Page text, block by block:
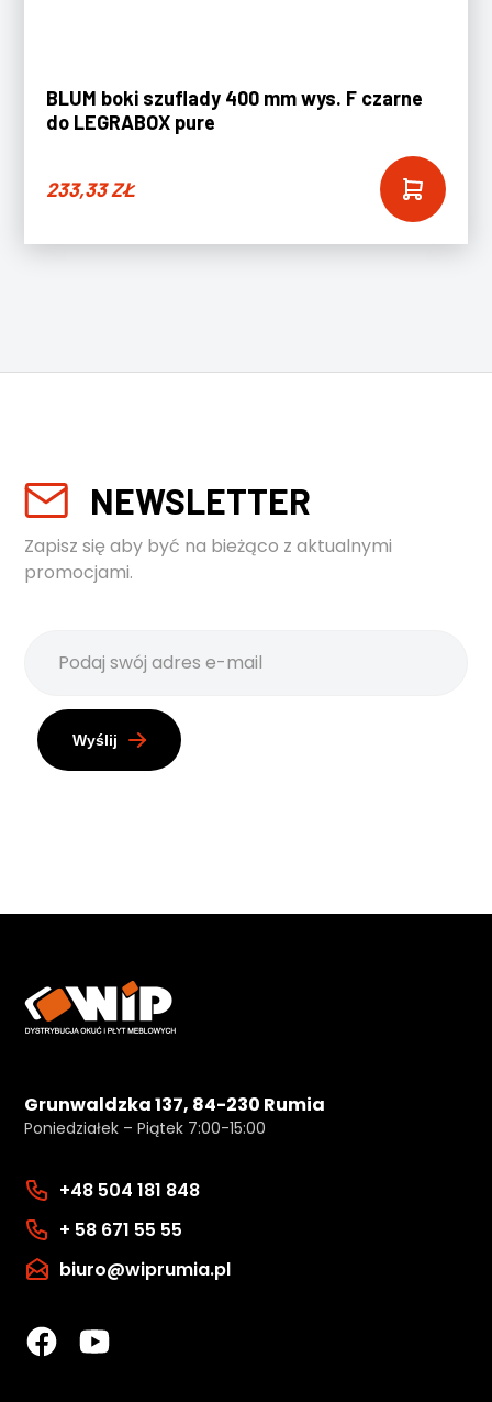
BLUM boki szuflady 400 mm wys. F czarne
do LEGRABOX pure
233,33ZŁ
NEWSLETTER
Zapisz się aby być na bieżąco z aktualnymi
promocjami.
Wyślij
Grunwaldzka 137, 84-230 Rumia
Poniedziałek – Piątek 7:00-15:00
+48 504 181 848
+ 58 671 55 55
biuro@wiprumia.pl